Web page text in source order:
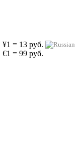
¥1 = 13 руб.
€1 = 99 руб.